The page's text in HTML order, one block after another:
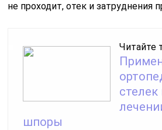
не проходит, отек и затруднения
Читайте
шпоры